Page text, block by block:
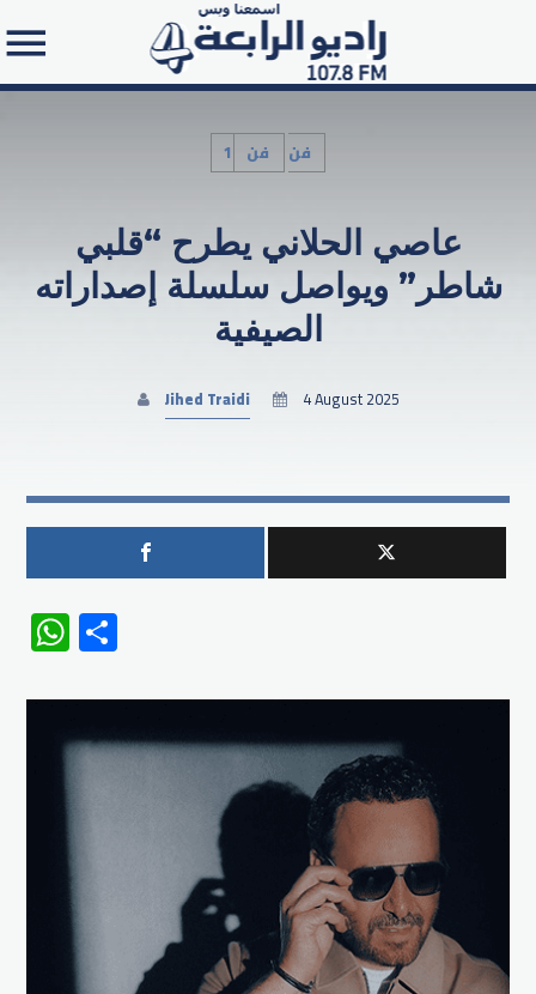
Search in the website:
1فن فن
عاصي الحلاني يطرح “قلبي
شاطر” ويواصل سلسلة إصداراته
الصيفية
Jihed Traidi 4 August 2025
WhatsApp